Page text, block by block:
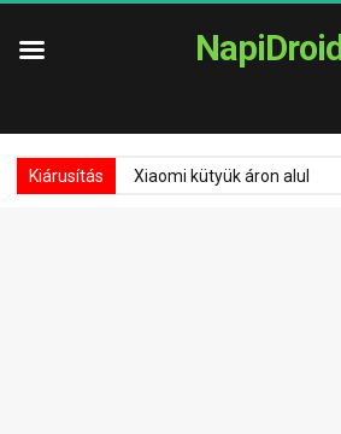
NapiDroid
Kiárusítás Xiaomi kütyük áron alul